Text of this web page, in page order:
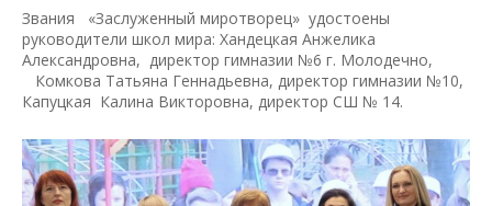
Звания «Заслуженный миротворец» удостоены
руководители школ мира: Хандецкая Анжелика
Александровна, директор гимназии №6 г. Молодечно,
Комкова Татьяна Геннадьевна, директор гимназии №10,
Капуцкая Калина Викторовна, директор СШ № 14.